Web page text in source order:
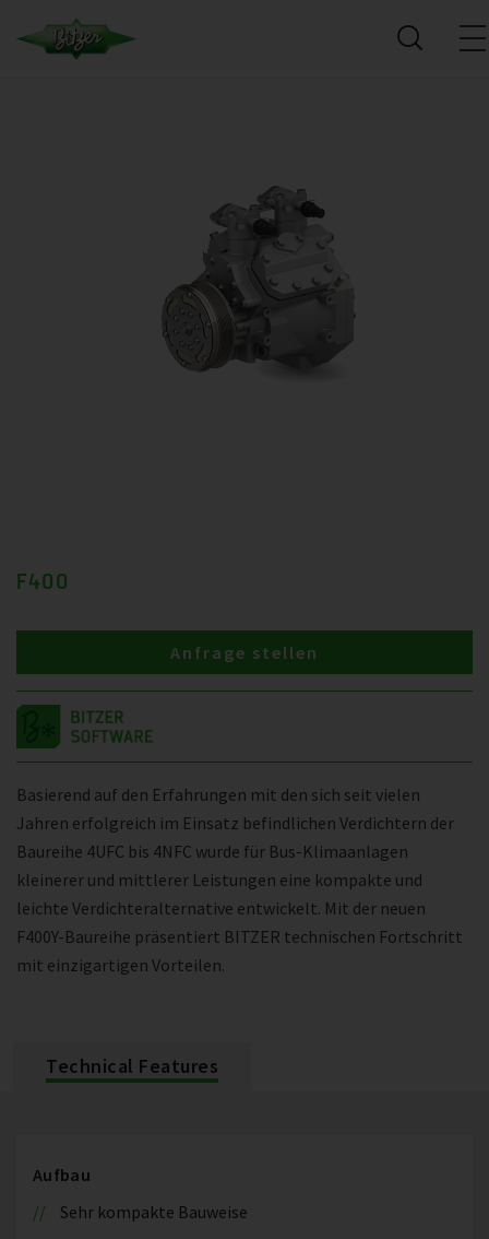
F400
Basierend auf den Erfahrungen mit den sich seit vielen
Jahren erfolgreich im Einsatz befindlichen Verdichtern der
Baureihe 4UFC bis 4NFC wurde für Bus-Klimaanlagen
kleinerer und mittlerer Leistungen eine kompakte und
leichte Verdichteralternative entwickelt. Mit der neuen
F400Y-Baureihe präsentiert BITZER technischen Fortschritt
mit einzigartigen Vorteilen.
Anfrage stellen
Technical Features
Aufbau
Sehr kompakte Bauweise